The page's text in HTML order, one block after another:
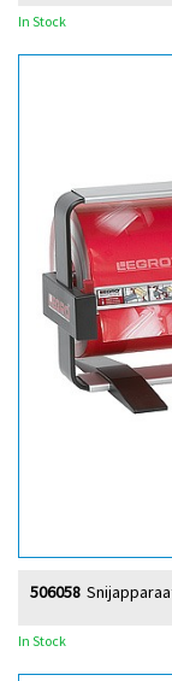
In Stock
506058
In Stock